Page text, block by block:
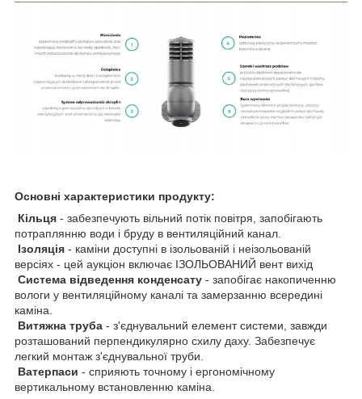
Основні характеристики продукту:
Кільця - забезпечують вільний потік повітря, запобігають
потраплянню води і бруду в вентиляційний канал.
Ізоляція - каміни доступні в ізольованій і неізольованій
версіях - цей аукціон включає ІЗОЛЬОВАНИЙ вент вихід
Система відведення конденсату - запобігає накопиченню
вологи у вентиляційному каналі та замерзанню всередині
каміна.
Витяжна труба - з'єднувальний елемент системи, завжди
розташований перпендикулярно схилу даху. Забезпечує
легкий монтаж з'єднувальної труби.
Ватерпаси - сприяють точному і ергономічному
вертикальному встановленню каміна.